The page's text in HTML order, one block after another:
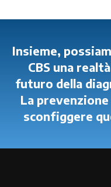
Insieme,
CBS una
futuro della
La
sconfiggere